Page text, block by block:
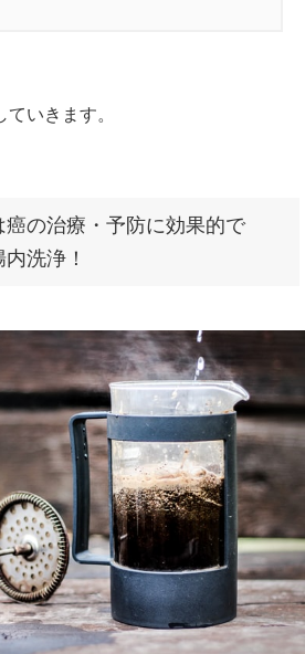
ていきます。
癌の治療・予防に効果的で
洗浄！